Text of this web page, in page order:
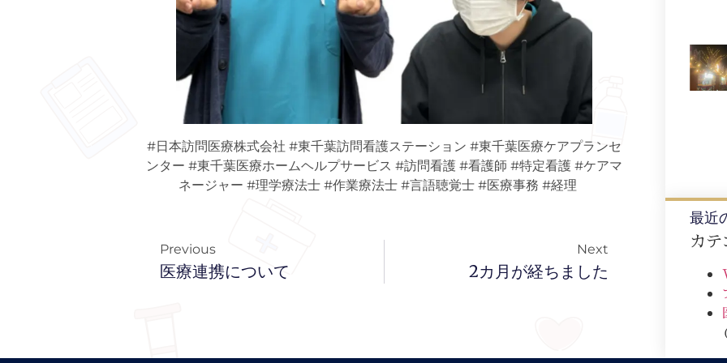
#日本訪問医療株式会社 #東千葉訪問看護ステーション #東千葉医療ケアプランセ
ンター #東千葉医療ホームヘルプサービス #訪問看護 #看護師 #特定看護 #ケアマ
ネージャー #理学療法士 #作業療法士 #言語聴覚士 #医療事務 #経理
Previous
医療連携について
Next
2カ月が経ちました
最近
カ